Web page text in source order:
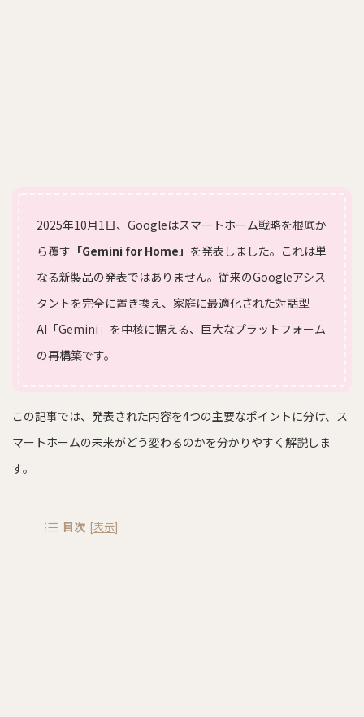
2025年10月1日、Googleはスマートホーム戦略を根底か
ら覆す 「Gemini for Home」 を発表しました。これは単
なる新製品の発表ではありません。従来のGoogleアシス
タントを完全に置き換え、家庭に最適化された対話型
AI「Gemini」を中核に据える、巨大なプラットフォーム
の再構築です。
この記事では、発表された内容を4つの主要なポイントに分け、ス
マートホームの未来がどう変わるのかを分かりやすく解説しま
す。
目次 [表示]